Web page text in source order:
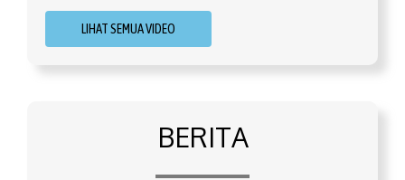
LIHAT SEMUA VIDEO
BERITA